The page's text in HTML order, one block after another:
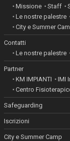
Missione
Staff
Le nostre palestre
City e Summer
Contatti
Le nostre palestre
Partner
KM IMPIANTI
IMI
Centro
Safeguarding
Iscrizioni
City e Summer Camp